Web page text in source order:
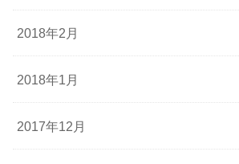
2018年2月
2018年1月
2017年12月